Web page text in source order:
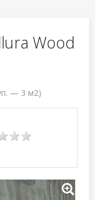
Wood
— 3 м2)